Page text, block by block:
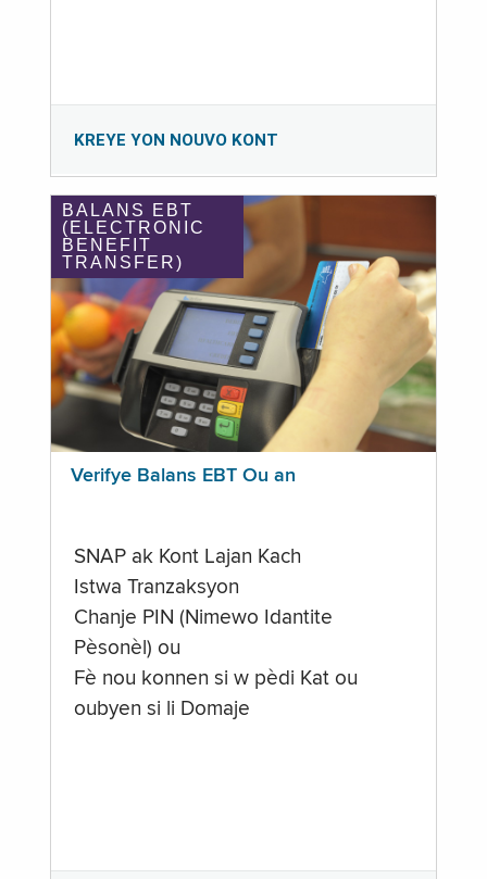
KREYE YON NOUVO KONT
BALANS EBT
(ELECTRONIC
BENEFIT
TRANSFER)
Verifye Balans EBT Ou an
SNAP ak Kont Lajan Kach
Istwa Tranzaksyon
Chanje PIN (Nimewo Idantite
Pèsonèl) ou
Fè nou konnen si w pèdi Kat ou
oubyen si li Domaje